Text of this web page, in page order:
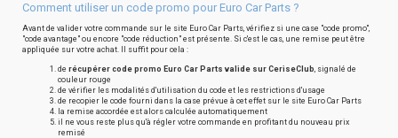
Comment utiliser un code promo pour Euro Car Parts ?
Avant de valider votre commande sur le site Euro Car Parts, vérifiez si une case "code promo",
"code avantage" ou encore "code réduction" est présente. Si c'est le cas, une remise peut être
appliquée sur votre achat. Il suffit pour cela :
de récupérer code promo Euro Car Parts valide sur CeriseClub, signalé de
couleur rouge
de vérifier les modalités d'utilisation du code et les restrictions d'usage
de recopier le code fourni dans la case prévue à cet effet sur le site Euro Car Parts
la remise accordée est alors calculée automatiquement
il ne vous reste plus qu'à régler votre commande en profitant du nouveau prix
remisé